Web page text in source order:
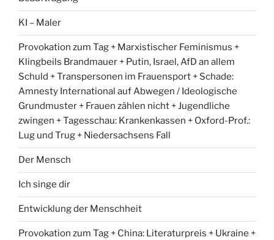
KI – Maler
Provokation zum Tag + Marxistischer Feminismus +
Klingbeils Brandmauer + Putin, Israel, AfD an allem
Schuld + Transpersonen im Frauensport + Schade:
Amnesty International auf Abwegen / Ideologische
Grundmuster + Frauen zählen nicht + Jugendliche
zwingen + Tagesschau: Krankenkassen + Oxford-Prof.:
Lug und Trug + Niedersachsens Fall
Der Mensch
Ich singe dir
Entwicklung der Menschheit
Provokation zum Tag + China: Literaturpreis + Ukraine +